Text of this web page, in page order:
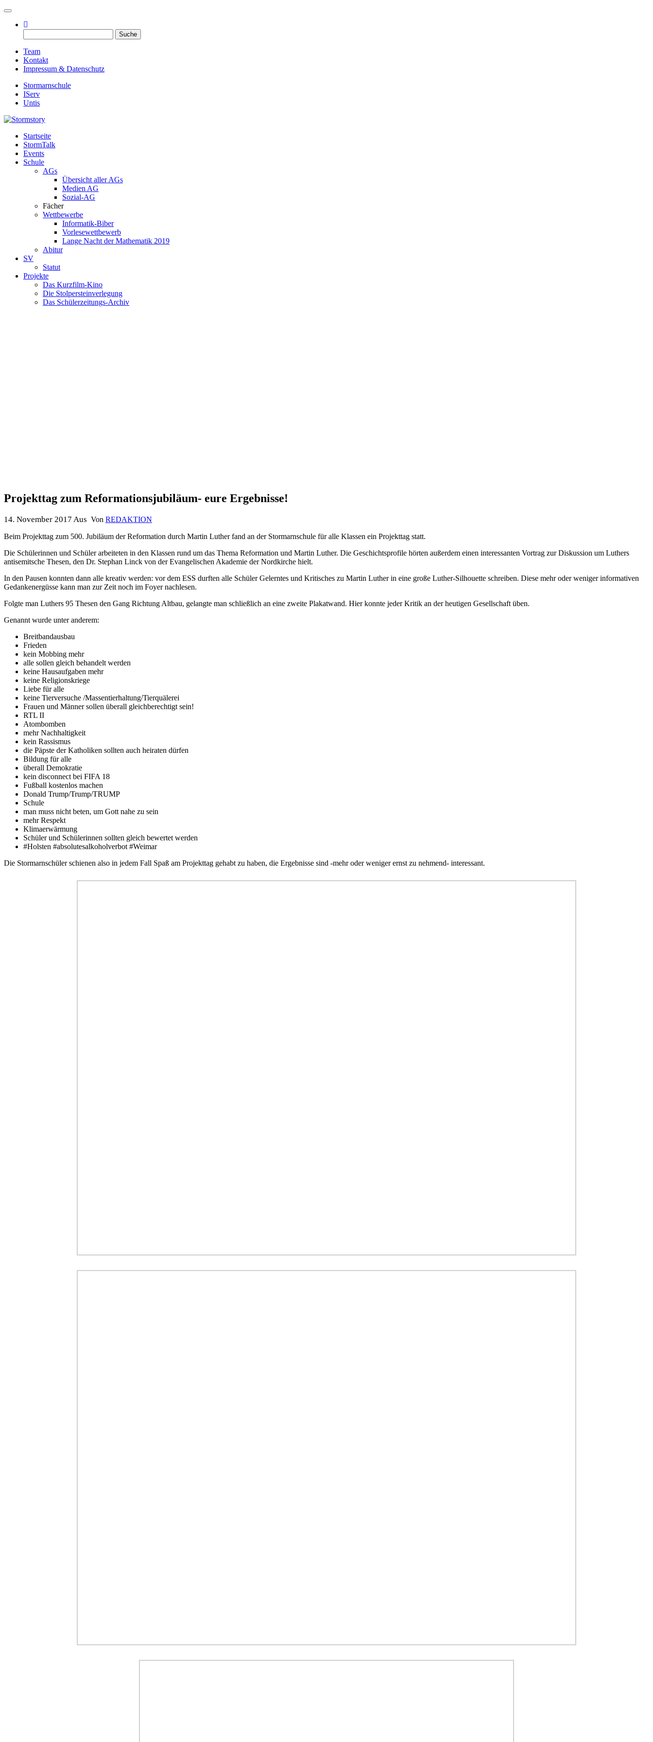
Toggle navigation
nach:
Team
Kontakt
Impressum & Datenschutz
Stormarnschule
IServ
Untis
Stormstory
Eure digitale Schülerzeitung
Startseite
StormTalk
Events
Schule
AGs
Übersicht aller AGs
Medien AG
Sozial-AG
Fächer
Wettbewerbe
Informatik-Biber
Vorlesewettbewerb
Lange Nacht der Mathematik 2019
Abitur
SV
Statut
Projekte
Das Kurzfilm-Kino
Die Stolpersteinverlegung
Das Schülerzeitungs-Archiv
Projekttag zum Reformationsjubiläum- eure Ergebnisse!
14. November 2017 Aus Von REDAKTION
Beim Projekttag zum 500. Jubiläum der Reformation durch Martin Luther fand an der Stormarnschule für alle Klassen ein Projekttag statt.
Die Schülerinnen und Schüler arbeiteten in den Klassen rund um das Thema Reformation und Martin Luther. Die Geschichtsprofile hörten außerdem einen interessanten Vortrag zur Diskussion um Luthers
antisemitsche Thesen, den Dr. Stephan Linck von der Evangelischen Akademie der Nordkirche hielt.
In den Pausen konnten dann alle kreativ werden: vor dem ESS durften alle Schüler Gelerntes und Kritisches zu Martin Luther in eine große Luther-Silhouette schreiben. Diese mehr oder weniger informativen
Gedankenergüsse kann man zur Zeit noch im Foyer nachlesen.
Folgte man Luthers 95 Thesen den Gang Richtung Altbau, gelangte man schließlich an eine zweite Plakatwand. Hier konnte jeder Kritik an der heutigen Gesellschaft üben.
Genannt wurde unter anderem:
Breitbandausbau
Frieden
kein Mobbing mehr
alle sollen gleich behandelt werden
keine Hausaufgaben mehr
keine Religionskriege
Liebe für alle
keine Tierversuche /Massentierhaltung/Tierquälerei
Frauen und Männer sollen überall gleichberechtigt sein!
RTL II
Atombomben
mehr Nachhaltigkeit
kein Rassismus
die Päpste der Katholiken sollten auch heiraten dürfen
Bildung für alle
überall Demokratie
kein disconnect bei FIFA 18
Fußball kostenlos machen
Donald Trump/Trump/TRUMP
Schule
man muss nicht beten, um Gott nahe zu sein
mehr Respekt
Klimaerwärmung
Schüler und Schülerinnen sollten gleich bewertet werden
#Holsten #absolutesalkoholverbot #Weimar
Die Stormarnschüler schienen also in jedem Fall Spaß am Projekttag gehabt zu haben, die Ergebnisse sind -mehr oder weniger ernst zu nehmend- interessant.